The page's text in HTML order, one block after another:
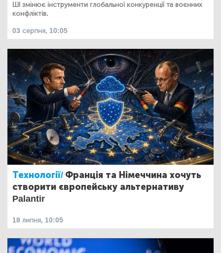
ШІ змінює інструменти глобальної конкуренції та воєнних
конфліктів.
03 серпня, 10:05
Технології/ Франція та Німеччина хочуть
створити європейську альтернативу
Palantir
18 липня, 10:05